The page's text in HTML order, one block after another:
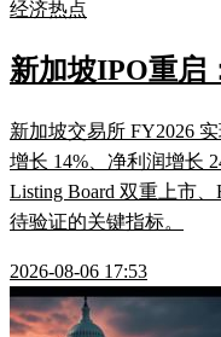
经济热点
新加坡IPO重启
新加坡交易所 FY2026
增长 14%、净利润增长
Listing Board 双重上市
待验证的关键指标。
2026-08-06 17:53